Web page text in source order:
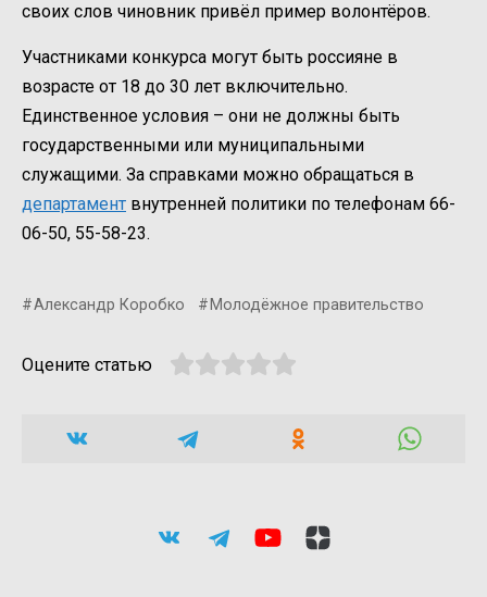
своих слов чиновник привёл пример волонтёров.
Участниками конкурса могут быть россияне в
возрасте от 18 до 30 лет включительно.
Единственное условия – они не должны быть
государственными или муниципальными
служащими. За справками можно обращаться в
департамент внутренней политики по телефонам 66-
06-50, 55-58-23.
Александр Коробко Молодёжное правительство
Оцените статью